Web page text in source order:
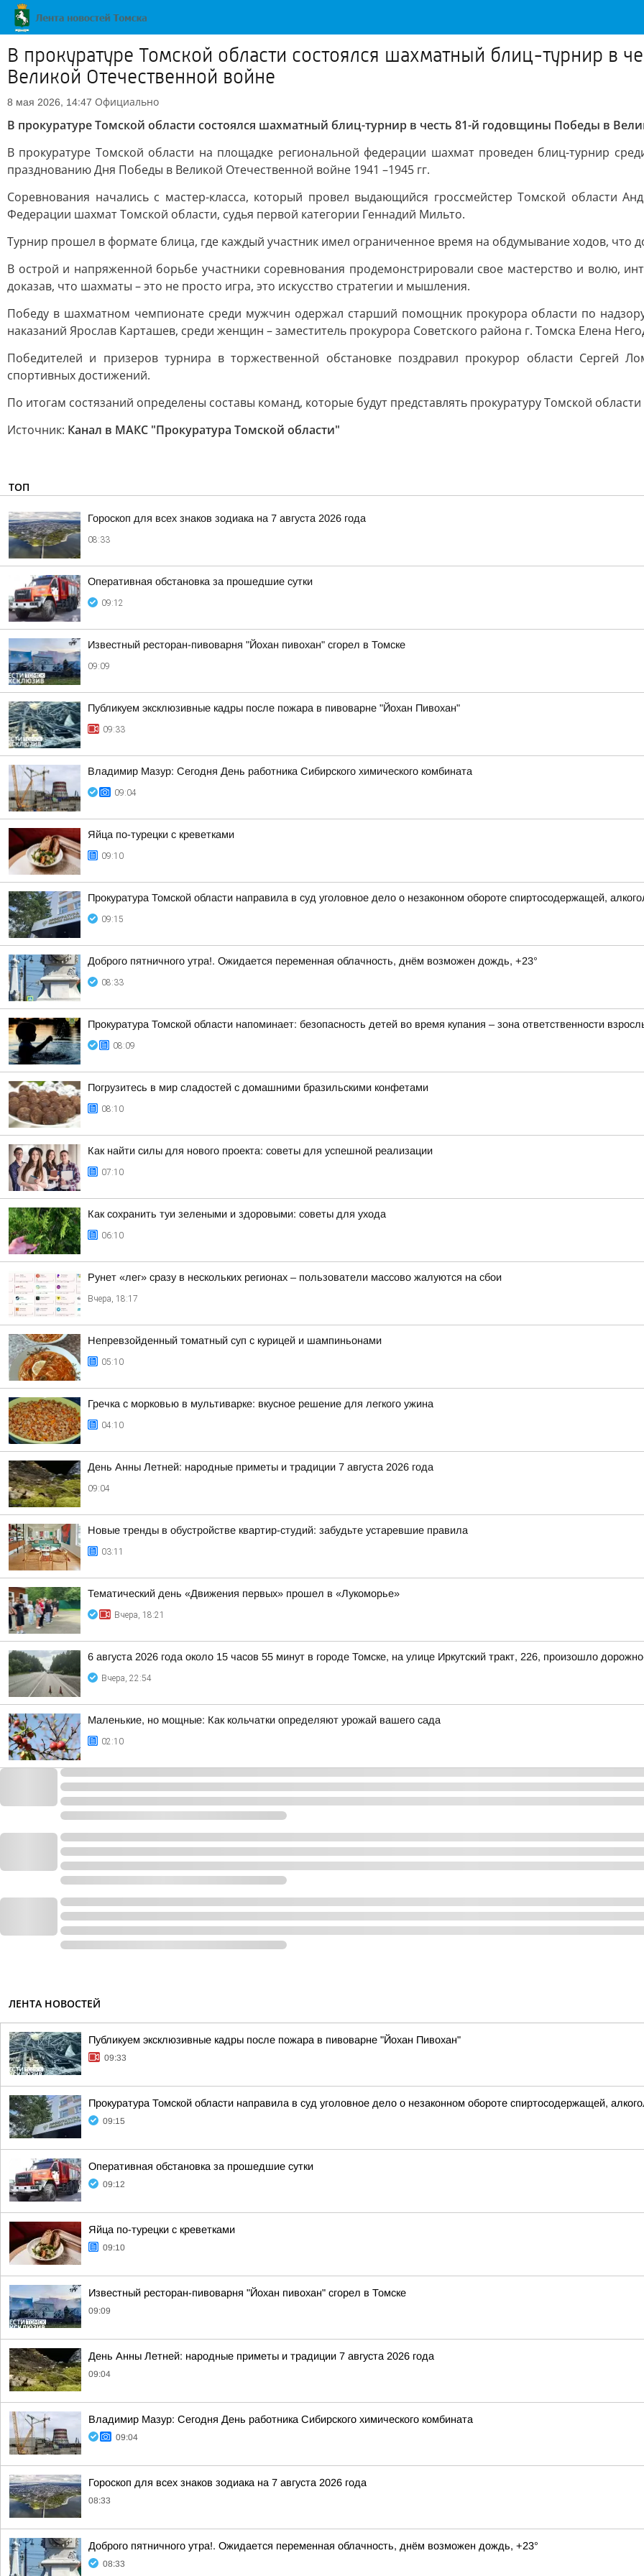
В прокуратуре Томской области состоялся шахматный блиц-турнир в
Великой Отечественной войне
8 мая 2026, 14:47 Официально
В прокуратуре Томской области состоялся шахматный блиц-турнир в честь 81-й годовщины Победы в
В прокуратуре Томской области на площадке региональной федерации шахмат проведен блиц-турнир
празднованию Дня Победы в Великой Отечественной войне 1941 –1945 гг.
Соревнования начались с мастер-класса, который провел выдающийся гроссмейстер Томской области
Федерации шахмат Томской области, судья первой категории Геннадий Мильто.
Турнир прошел в формате блица, где каждый участник имел ограниченное время на обдумывание ходов, что
В острой и напряженной борьбе участники соревнования продемонстрировали свое мастерство и волю,
доказав, что шахматы – это не просто игра, это искусство стратегии и мышления.
Победу в шахматном чемпионате среди мужчин одержал старший помощник прокурора области по
наказаний Ярослав Карташев, среди женщин – заместитель прокурора Советского района г. Томска Елена
Победителей и призеров турнира в торжественной обстановке поздравил прокурор области Сергей
спортивных достижений.
По итогам состязаний определены составы команд, которые будут представлять прокуратуру Томской
Источник: Канал в МАКС "Прокуратура Томской области"
ТОП
Гороскоп для всех знаков зодиака на 7 августа 2026 года
08:33
Оперативная обстановка за прошедшие сутки
09:12
Известный ресторан-пивоварня "Йохан пивохан" сгорел в Томске
09:09
Публикуем эксклюзивные кадры после пожара в пивоварне "Йохан Пивохан"
09:33
Владимир Мазур: Сегодня День работника Сибирского химического комбината
09:04
Яйца по-турецки с креветками
09:10
Прокуратура Томской области направила в суд уголовное дело о незаконном обороте спиртосодержащей,
09:15
Доброго пятничного утра!. Ожидается переменная облачность, днём возможен дождь, +23°
08:33
Прокуратура Томской области напоминает: безопасность детей во время купания – зона ответственности
08:09
Погрузитесь в мир сладостей с домашними бразильскими конфетами
08:10
Как найти силы для нового проекта: советы для успешной реализации
07:10
Как сохранить туи зелеными и здоровыми: советы для ухода
06:10
Рунет «лег» сразу в нескольких регионах – пользователи массово жалуются на сбои
Вчера, 18:17
Непревзойденный томатный суп с курицей и шампиньонами
05:10
Гречка с морковью в мультиварке: вкусное решение для легкого ужина
04:10
День Анны Летней: народные приметы и традиции 7 августа 2026 года
09:04
Новые тренды в обустройстве квартир-студий: забудьте устаревшие правила
03:11
Тематический день «Движения первых» прошел в «Лукоморье»
Вчера, 18:21
6 августа 2026 года около 15 часов 55 минут в городе Томске, на улице Иркутский тракт, 226, произошло
Вчера, 22:54
Маленькие, но мощные: Как кольчатки определяют урожай вашего сада
02:10
ЛЕНТА НОВОСТЕЙ
Публикуем эксклюзивные кадры после пожара в пивоварне "Йохан Пивохан"
09:33
Прокуратура Томской области направила в суд уголовное дело о незаконном обороте спиртосодержащей,
09:15
Оперативная обстановка за прошедшие сутки
09:12
Яйца по-турецки с креветками
09:10
Известный ресторан-пивоварня "Йохан пивохан" сгорел в Томске
09:09
День Анны Летней: народные приметы и традиции 7 августа 2026 года
09:04
Владимир Мазур: Сегодня День работника Сибирского химического комбината
09:04
Гороскоп для всех знаков зодиака на 7 августа 2026 года
08:33
Доброго пятничного утра!. Ожидается переменная облачность, днём возможен дождь, +23°
08:33